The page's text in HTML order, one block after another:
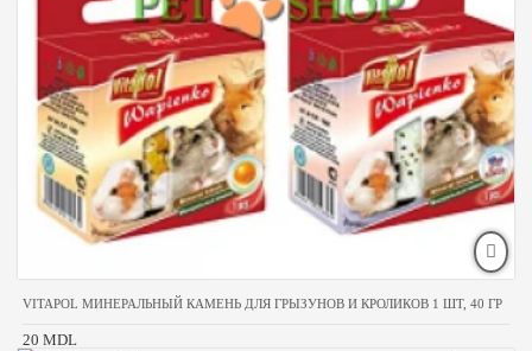
VITAPOL МИНЕРАЛЬНЫЙ КАМЕНЬ ДЛЯ ГРЫЗУНОВ И КРОЛИКОВ 1 ШТ, 40 ГР
20 MDL